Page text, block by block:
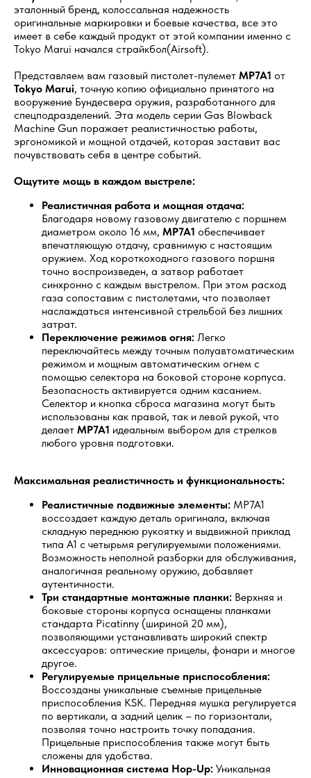
эталонный бренд, колоссальная надежность
оригинальные маркировки и боевые качества, все это
имеет в себе каждый продукт от этой компании именно c
Tokyo Marui начался страйкбол(Airsoft).
Представляем вам газовый пистолет-пулемет MP7A1 от
Tokyo Marui, точную копию официально принятого на
вооружение Бундесвера оружия, разработанного для
спецподразделений. Эта модель серии Gas Blowback
Machine Gun поражает реалистичностью работы,
эргономикой и мощной отдачей, которая заставит вас
почувствовать себя в центре событий.
Ощутите мощь в каждом выстреле:
Реалистичная работа и мощная отдача:
Благодаря новому газовому двигателю с поршнем
диаметром около 16 мм, MP7A1 обеспечивает
впечатляющую отдачу, сравнимую с настоящим
оружием. Ход короткоходного газового поршня
точно воспроизведен, а затвор работает
синхронно с каждым выстрелом. При этом расход
газа сопоставим с пистолетами, что позволяет
наслаждаться интенсивной стрельбой без лишних
затрат.
Переключение режимов огня: Легко
переключайтесь между точным полуавтоматическим
режимом и мощным автоматическим огнем с
помощью селектора на боковой стороне корпуса.
Безопасность активируется одним касанием.
Селектор и кнопка сброса магазина могут быть
использованы как правой, так и левой рукой, что
делает MP7A1 идеальным выбором для стрелков
любого уровня подготовки.
Максимальная реалистичность и функциональность:
Реалистичные подвижные элементы: MP7A1
воссоздает каждую деталь оригинала, включая
складную переднюю рукоятку и выдвижной приклад
типа A1 с четырьмя регулируемыми положениями.
Возможность неполной разборки для обслуживания,
аналогичная реальному оружию, добавляет
аутентичности.
Три стандартные монтажные планки: Верхняя и
боковые стороны корпуса оснащены планками
стандарта Picatinny (шириной 20 мм),
позволяющими устанавливать широкий спектр
аксессуаров: оптические прицелы, фонари и многое
другое.
Регулируемые прицельные приспособления:
Воссозданы уникальные съемные прицельные
приспособления KSK. Передняя мушка регулируется
по вертикали, а задний целик – по горизонтали,
позволяя точно настроить точку попадания.
Прицельные приспособления также могут быть
сложены для удобства.
Инновационная система Hop-Up: Уникальная